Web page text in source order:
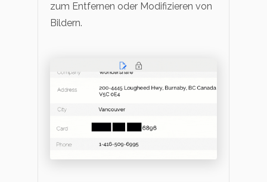
zum Entfernen oder Modifizieren von
Bildern.